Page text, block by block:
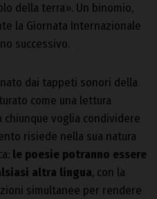
della terra». Un binomio,
la Giornata Internazionale
successivo.
dai tappeti sonori della
come una lettura
voglia condividere
risiede nella sua natura
le poesie potranno essere
altra lingua, con la
simultanee per rendere